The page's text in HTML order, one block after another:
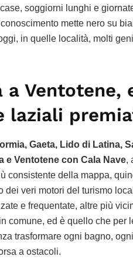
soggiorni lunghi e
mette nero su
in quelle località, molti
a Ventotene,
laziali
Gaeta, Lido di Latina,
e Ventotene con Cala Nave,
consistente della mappa,
dei veri motori del turismo
e frequentate, altre più
comune, ed è quello che
trasformare ogni bagno,
a ostacoli.